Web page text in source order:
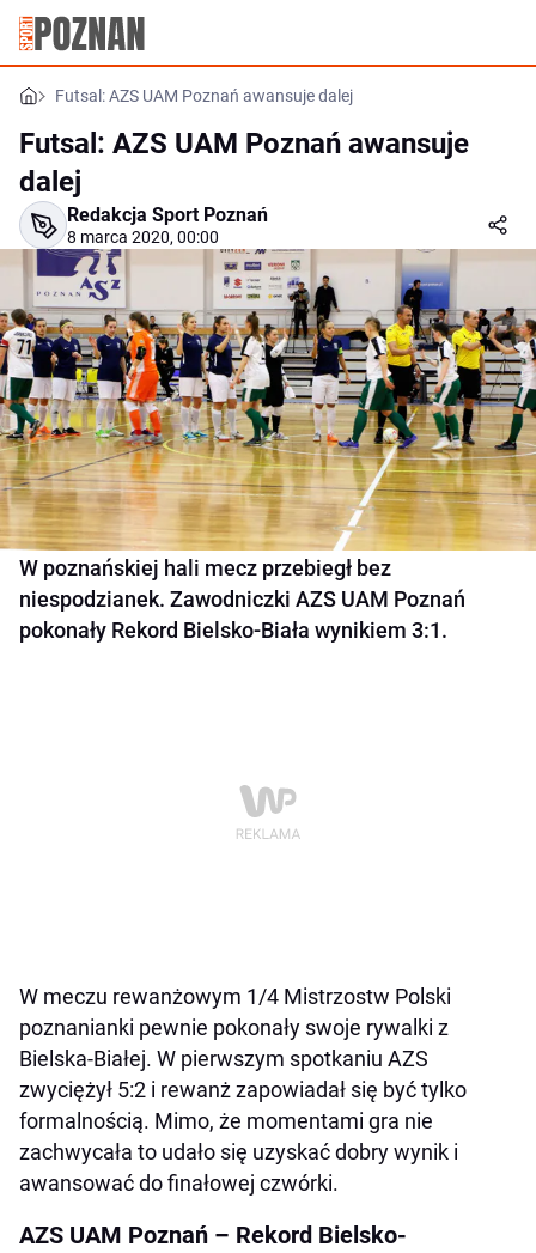
Futsal: AZS UAM Poznań awansuje dalej
Futsal: AZS UAM Poznań awansuje
dalej
Redakcja Sport Poznań
8 marca 2020, 00:00
W poznańskiej hali mecz przebiegł bez
niespodzianek. Zawodniczki AZS UAM Poznań
pokonały Rekord Bielsko-Biała wynikiem 3:1.
W meczu rewanżowym 1/4 Mistrzostw Polski
poznanianki pewnie pokonały swoje rywalki z
Bielska-Białej. W pierwszym spotkaniu AZS
zwyciężył 5:2 i rewanż zapowiadał się być tylko
formalnością. Mimo, że momentami gra nie
zachwycała to udało się uzyskać dobry wynik i
awansować do finałowej czwórki.
AZS UAM Poznań – Rekord Bielsko-